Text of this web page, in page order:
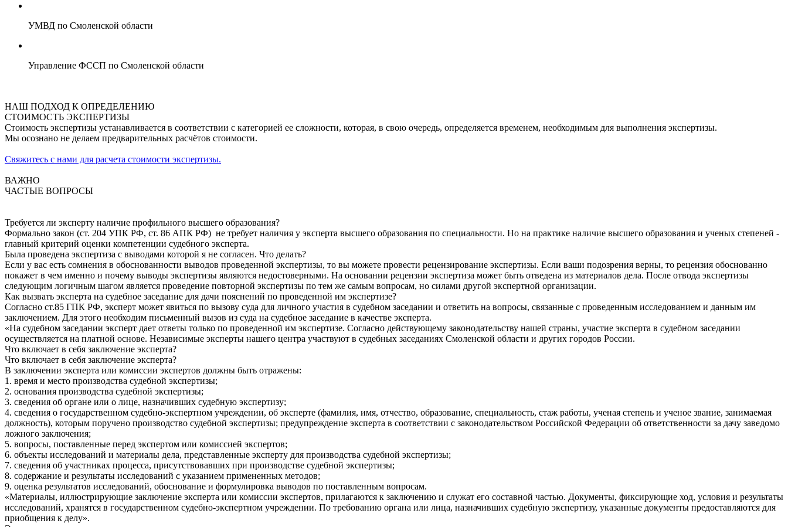
УМВД по Смоленской области
Управление ФССП по Смоленской области
НАШ ПОДХОД К ОПРЕДЕЛЕНИЮ
СТОИМОСТЬ ЭКСПЕРТИЗЫ
Стоимость экспертизы устанавливается в соответствии с категорией ее сложности, которая, в свою очередь, определяется временем, необходимым для выполнения экспертизы.
Мы осознано не делаем предварительных расчётов стоимости.
Свяжитесь с нами для расчета стоимости экспертизы.
ВАЖНО
ЧАСТЫЕ ВОПРОСЫ
Требуется ли эксперту наличие профильного высшего образования?
Формально закон (ст. 204 УПК РФ, ст. 86 АПК РФ) не требует наличия у эксперта высшего образования по специальности. Но на практике наличие высшего образования и ученых степеней -
главный критерий оценки компетенции судебного эксперта.
Была проведена экспертиза с выводами которой я не согласен. Что делать?
Если у вас есть сомнения в обоснованности выводов проведенной экспертизы, то вы можете провести рецензирование экспертизы. Если ваши подозрения верны, то рецензия обоснованно
покажет в чем именно и почему выводы экспертизы являются недостоверными. На основании рецензии экспертиза может быть отведена из материалов дела. После отвода экспертизы
следующим логичным шагом является проведение повторной экспертизы по тем же самым вопросам, но силами другой экспертной организации.
Как вызвать эксперта на судебное заседание для дачи пояснений по проведенной им экспертизе?
Согласно ст.85 ГПК РФ, эксперт может явиться по вызову суда для личного участия в судебном заседании и ответить на вопросы, связанные с проведенным исследованием и данным им
заключением. Для этого необходим письменный вызов из суда на судебное заседание в качестве эксперта.
«На судебном заседании эксперт дает ответы только по проведенной им экспертизе. Согласно действующему законодательству нашей страны, участие эксперта в судебном заседании
осуществляется на платной основе. Независимые эксперты нашего центра участвуют в судебных заседаниях Смоленской области и других городов России.
Что включает в себя заключение эксперта?
Что включает в себя заключение эксперта?
В заключении эксперта или комиссии экспертов должны быть отражены:
1. время и место производства судебной экспертизы;
2. основания производства судебной экспертизы;
3. сведения об органе или о лице, назначивших судебную экспертизу;
4. сведения о государственном судебно-экспертном учреждении, об эксперте (фамилия, имя, отчество, образование, специальность, стаж работы, ученая степень и ученое звание, занимаемая
должность), которым поручено производство судебной экспертизы; предупреждение эксперта в соответствии с законодательством Российской Федерации об ответственности за дачу заведомо
ложного заключения;
5. вопросы, поставленные перед экспертом или комиссией экспертов;
6. объекты исследований и материалы дела, представленные эксперту для производства судебной экспертизы;
7. сведения об участниках процесса, присутствовавших при производстве судебной экспертизы;
8. содержание и результаты исследований с указанием примененных методов;
9. оценка результатов исследований, обоснование и формулировка выводов по поставленным вопросам.
«Материалы, иллюстрирующие заключение эксперта или комиссии экспертов, прилагаются к заключению и служат его составной частью. Документы, фиксирующие ход, условия и результаты
исследований, хранятся в государственном судебно-экспертном учреждении. По требованию органа или лица, назначивших судебную экспертизу, указанные документы предоставляются для
приобщения к делу».